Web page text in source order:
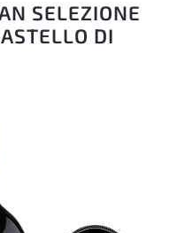
SELEZIONE
DI